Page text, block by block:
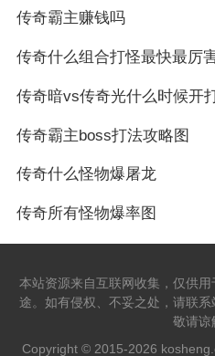
传奇霸主赚钱吗
传奇什么组合打怪最快最厉
传奇暗vs传奇光什么时候开
传奇霸主boss打法攻略图
传奇什么怪物爆屠龙
传奇所有怪物爆率图
本站资源来自互联网收集，仅供
途。如有侵权、不妥之处，请联系
敬请谅
Copyright © 2015-2026